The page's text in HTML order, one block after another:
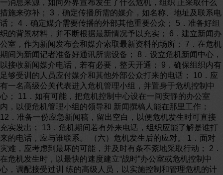
一消息来源，如向外界宣布发生了什么危机，组织 正采取什么
措施来弥补； 3．确定传播所需的媒介，如名称、地址及联系电
话； 4．确定媒介需要传播的外部其他重要公众； 5．准备好组
织的背景材料，并不断根据最新情况予以充实； 6．建立新闻办
公室，作为新闻发布会和媒介索取最新资料的场所； 7．在危机
期间为新闻记者准备好通讯所需设备； 8．设立危机新闻中心，
以接收新闻媒介电话，若有必要，整天开通； 9．确保组织内有
足够受训的人员应付媒介和其他外部公众打来的电话； 10．应
有一名高级公关代表进入危机管理小组，并置身于危机控制中
心； 11．如有可能，把危机控制中心设在一间安静的办公室
内，以便危机管理小组的领导和 新闻撰稿人能在那里工作；
12．准备一份应急新闻稿，留出空白，以便危机发生时可直接
充实发出； 13．危机期间若有外来电话，组织应能了解是谁打
来的电话，应与谁联系。 （六）危机发生后的应对。 1．面对
灾难，应考虑到最坏的可能，并及时有条不紊地采取行动； 2．
在危机发生时，以最快的速度建立“战时”办公室或危机控制中
心，调配接受过训 练的高级人员，以实施控制和管理危机的计